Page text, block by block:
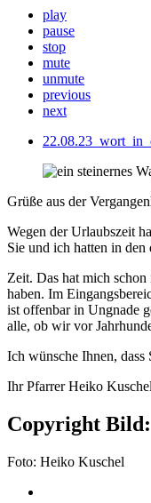
play
pause
stop
mute
unmute
previous
next
Grüße aus der
Wegen der Urlaubszeit
Sie und ich hatten in den
Zeit. Das hat mich
haben. Im
ist offenbar in Ungnade
alle, ob wir vor
Ich wünsche Ihnen,
Ihr Pfarrer Heiko
Copyright Bild:
Foto: Heiko Kuschel